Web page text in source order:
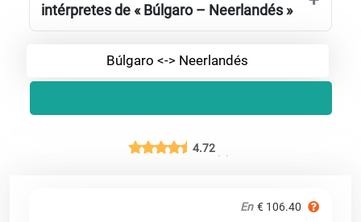
intérpretes de « Búlgaro – Neerlandés »
Búlgaro <-> Neerlandés
4.72
En € 106.40